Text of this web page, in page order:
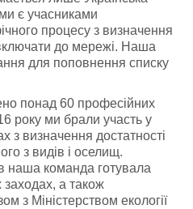
є учасниками
процесу з визначення
до мережі. Наша
для поповнення списку
понад 60 професійних
року ми брали участь у
з визначення достатності
з видів і оселищ.
наша команда готувала
заходах, а також
з Міністерством екології